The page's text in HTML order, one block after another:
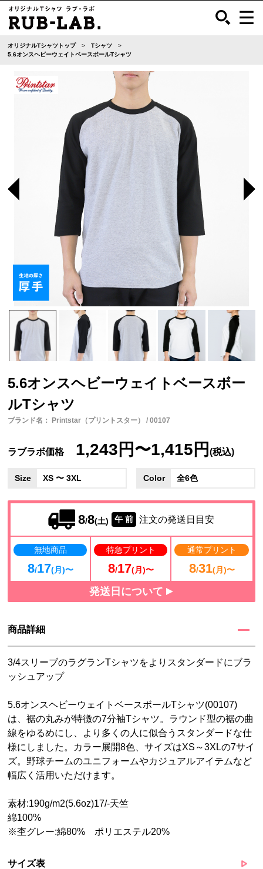
オリジナルTシャツトップ
Tシャツ
5.6オンスヘビーウェイトベースボールTシャツ
5.6オンスヘビーウェイトベースボー
ルTシャツ
ブランド名： Printstar（プリントスター） / 00107
ラブラボ価格 1,243円〜1,415円(税込)
Size XS 〜 3XL Color 全6色
8/8(土) 午 前 注文の発送日目安
無地商品
8/17(月)〜
特急プリント
8/17(月)〜
通常プリント
8/31(月)〜
発送日について
商品詳細
3/4スリーブのラグランTシャツをよりスタンダードにブラ
ッシュアップ
5.6オンスヘビーウェイトベースボールTシャツ(00107)
は、裾の丸みが特徴の7分袖Tシャツ。ラウンド型の裾の曲
線をゆるめにし、より多くの人に似合うスタンダードな仕
様にしました。カラー展開8色、サイズはXS～3XLの7サイ
ズ。野球チームのユニフォームやカジュアルアイテムなど
幅広く活用いただけます。
素材:190g/m2(5.6oz)17/-天竺
綿100%
※杢グレー:綿80% ポリエステル20%
サイズ表